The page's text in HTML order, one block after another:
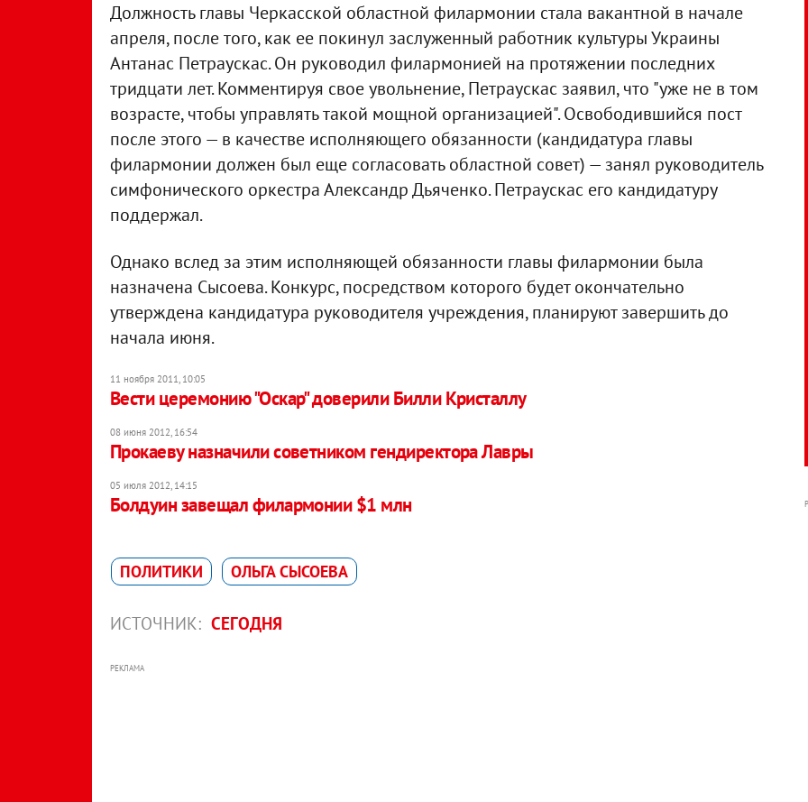
Должность главы Черкасской областной филармонии стала вакантной в начале
апреля, после того, как ее покинул заслуженный работник культуры Украины
Антанас Петраускас. Он руководил филармонией на протяжении последних
тридцати лет. Комментируя свое увольнение, Петраускас заявил, что "уже не в том
возрасте, чтобы управлять такой мощной организацией". Освободившийся пост
после этого — в качестве исполняющего обязанности (кандидатура главы
филармонии должен был еще согласовать областной совет) — занял руководитель
симфонического оркестра Александр Дьяченко. Петраускас его кандидатуру
поддержал.
Однако вслед за этим исполняющей обязанности главы филармонии была
назначена Сысоева. Конкурс, посредством которого будет окончательно
утверждена кандидатура руководителя учреждения, планируют завершить до
начала июня.
11 ноября 2011, 10:05
Вести церемонию "Оскар" доверили Билли Кристаллу
08 июня 2012, 16:54
Прокаеву назначили советником гендиректора Лавры
05 июля 2012, 14:15
Болдуин завещал филармонии $1 млн
ПОЛИТИКИ ОЛЬГА СЫСОЕВА
ИСТОЧНИК: СЕГОДНЯ
РЕКЛАМА